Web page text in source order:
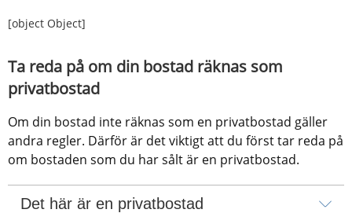
[object Object]
Ta reda på om din bostad räknas som
privatbostad
Om din bostad inte räknas som en privatbostad gäller
andra regler. Därför är det viktigt att du först tar reda på
om bostaden som du har sålt är en privatbostad.
Det här är en privatbostad